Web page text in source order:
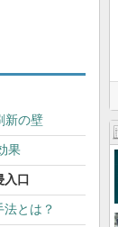
新の壁
果
口
とは？